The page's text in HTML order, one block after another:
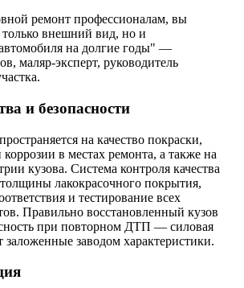
ремонт профессионалам, вы
только внешний вид, но и
автомобиля на долгие годы" —
маляр-эксперт, руководитель
и безопасности
на качество покраски,
коррозии в местах ремонта, а также на
кузова. Система контроля качества
лакокрасочного покрытия,
и тестирование всех
Правильно восстановленный кузов
при повторном ДТП — силовая
заложенные заводом характеристики.